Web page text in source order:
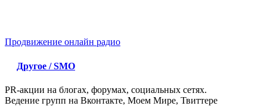
Продвижение онлайн радио
Другое / SMO
PR-акции на блогах, форумах, социальных сетях.
Ведение групп на Вконтакте, Моем Мире, Твиттере